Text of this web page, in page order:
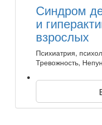
Синдром
и
взрослых
Психиатрия,
Тревожность,